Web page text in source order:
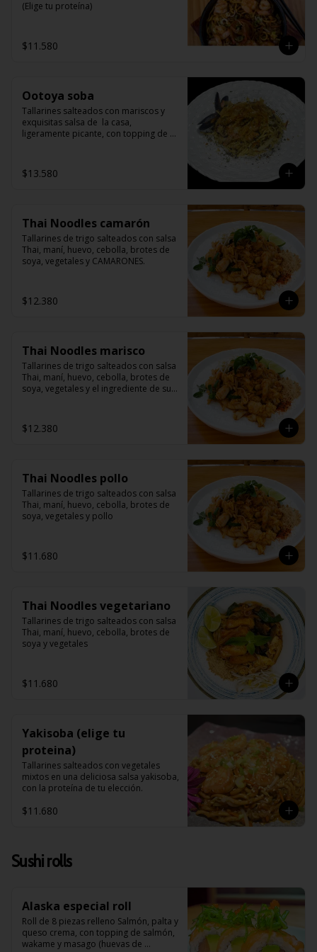
(Elige tu proteína)
$11.580
Ootoya soba
Tallarines salteados con mariscos y
exquisitas salsa de  la casa,
ligeramente picante, con topping de
$13.580
Thai Noodles camarón
Tallarines de trigo salteados con salsa
Thai, maní, huevo, cebolla, brotes de
soya, vegetales y CAMARONES.
$12.380
Thai Noodles marisco
Tallarines de trigo salteados con salsa
Thai, maní, huevo, cebolla, brotes de
soya, vegetales y el ingrediente de su
$12.380
Thai Noodles pollo
Tallarines de trigo salteados con salsa
Thai, maní, huevo, cebolla, brotes de
soya, vegetales y pollo
$11.680
Thai Noodles vegetariano
Tallarines de trigo salteados con salsa
Thai, maní, huevo, cebolla, brotes de
soya y vegetales
$11.680
Yakisoba (elige tu
proteina)
Tallarines salteados con vegetales
mixtos en una deliciosa salsa yakisoba,
con la proteína de tu elección.
$11.680
Sushi rolls
Alaska especial roll
Roll de 8 piezas relleno Salmón, palta y
queso crema, con topping de salmón,
wakame y masago (huevas de